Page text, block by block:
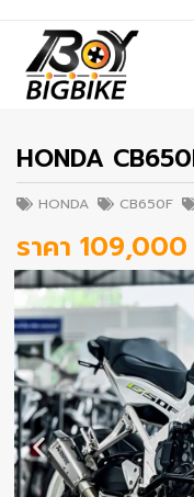
HONDA
HONDA CB650F
ราคา